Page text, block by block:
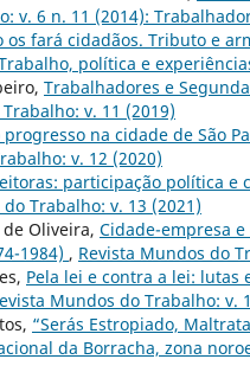
v. 6 n. 11 (2014):
os fará cidadãos. Tributo e
política e
Trabalhadores e
v. 11 (2019)
progresso na cidade de São
v. 12 (2020)
participação política e
Trabalho: v. 13 (2021)
Oliveira, Cidade-empresa
1984) , Revista Mundos do
Pela lei e contra a lei: lutas
Mundos do Trabalho: v.
“Serás Estropiado,
da Borracha, zona